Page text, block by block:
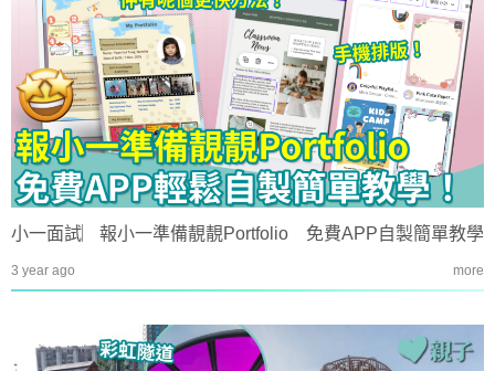
小一面試︳報小一準備靚靚Portfolio 免費APP自製簡單教學
3 year ago more